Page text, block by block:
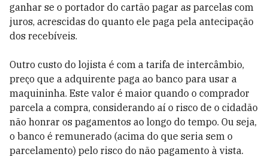
ganhar se o portador do cartão pagar as parcelas com
juros, acrescidas do quanto ele paga pela antecipação
dos recebíveis.
Outro custo do lojista é com a tarifa de intercâmbio,
preço que a adquirente paga ao banco para usar a
maquininha. Este valor é maior quando o comprador
parcela a compra, considerando aí o risco de o cidadão
não honrar os pagamentos ao longo do tempo. Ou seja,
o banco é remunerado (acima do que seria sem o
parcelamento) pelo risco do não pagamento à vista.